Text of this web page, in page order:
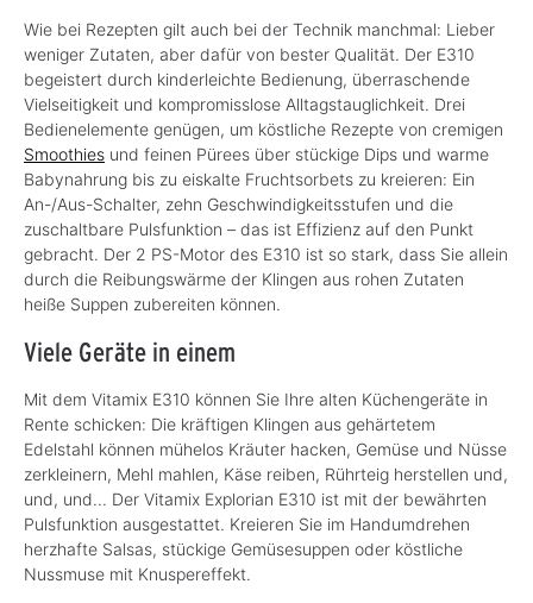
Wie bei Rezepten gilt auch bei der Technik manchmal: Lieber
weniger Zutaten, aber dafür von bester Qualität. Der E310
begeistert durch kinderleichte Bedienung, überraschende
Vielseitigkeit und kompromisslose Alltagstauglichkeit. Drei
Bedienelemente genügen, um köstliche Rezepte von cremigen
Smoothies und feinen Pürees über stückige Dips und warme
Babynahrung bis zu eiskalte Fruchtsorbets zu kreieren: Ein
An-/Aus-Schalter, zehn Geschwindigkeitsstufen und die
zuschaltbare Pulsfunktion – das ist Effizienz auf den Punkt
gebracht. Der 2 PS-Motor des E310 ist so stark, dass Sie allein
durch die Reibungswärme der Klingen aus rohen Zutaten
heiße Suppen zubereiten können.
Viele Geräte in einem
Mit dem Vitamix E310 können Sie Ihre alten Küchengeräte in
Rente schicken: Die kräftigen Klingen aus gehärtetem
Edelstahl können mühelos Kräuter hacken, Gemüse und Nüsse
zerkleinern, Mehl mahlen, Käse reiben, Rührteig herstellen und,
und, und... Der Vitamix Explorian E310 ist mit der bewährten
Pulsfunktion ausgestattet. Kreieren Sie im Handumdrehen
herzhafte Salsas, stückige Gemüsesuppen oder köstliche
Nussmuse mit Knuspereffekt.